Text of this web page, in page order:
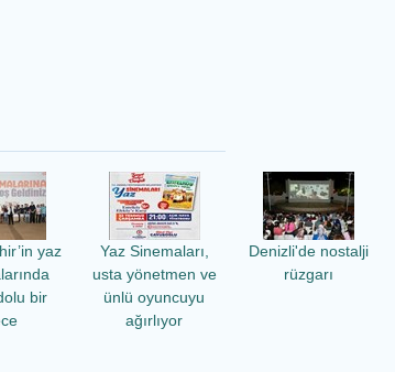
yaz
bir
Yaz Sinemaları,
usta yönetmen ve
ünlü oyuncuyu
ağırlıyor
Denizli'de nostalji
rüzgarı